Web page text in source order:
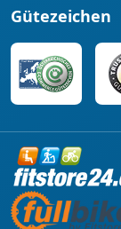
Gütezeichen